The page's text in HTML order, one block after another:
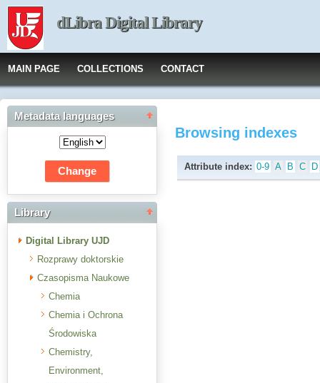
dLibra Digital Library
MAIN PAGE COLLECTIONS CONTACT
Metadata languages
Library
Digital Library UJD
Rozprawy doktorskie
Czasopisma Naukowe
Chemia
Chemia i Ochrona
Środowiska
Chemistry,
Environment,
Browsing indexes
Attribute index: 0-9 A B C D